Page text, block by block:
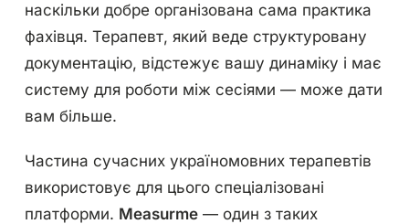
наскільки добре організована сама практика
фахівця. Терапевт, який веде структуровану
документацію, відстежує вашу динаміку і має
систему для роботи між сесіями — може дати
вам більше.
Частина сучасних україномовних терапевтів
використовує для цього спеціалізовані
платформи. Measurme— один з таких